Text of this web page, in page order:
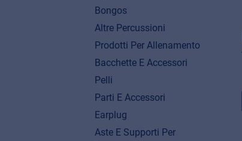
Bongos
Altre Percussioni
Prodotti Per Allenamento
Bacchette E Accessori
Pelli
Parti E Accessori
Earplug
Aste E Supporti Per